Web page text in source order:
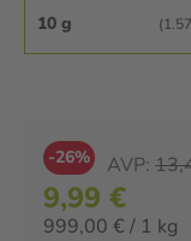
10 g
-26% AVP:
9,99 €
999,00 € / 1 kg